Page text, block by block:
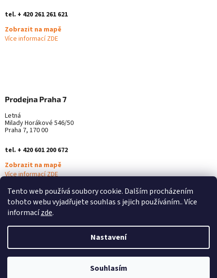
Tento web používá soubory cookie. Dalším procházením
tohoto webu vyjadřujete souhlas s jejich používáním.. Více
informacízde.
Nastavení
Souhlasím
tel. + 420 261 261 621
Zobrazit na mapě
Více informací ZDE
Prodejna Praha 7
Letná
Milady Horákové 546/50
Praha 7, 170 00
tel. + 420 601 200 672
Zobrazit na mapě
Více informací ZDE
Vytvořil Shoptet
Alterna Medica. Všechna práva vyhrazena.